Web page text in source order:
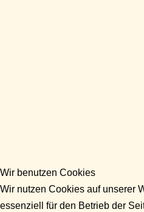
Wir benutzen Cookies
Wir nutzen Cookies auf unserer
essenziell für den Betrieb der